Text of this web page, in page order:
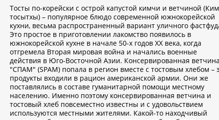
Тосты по-корейски с острой капустой кимчи и ветчиной
тосытхы) – популярное блюдо современной южнокорейской
кухни, весьма распространенный вариант уличного
Это простое в приготовлении лакомство появилось в
южнокорейской кухне в начале 50-х годов ХХ века, когда
отгремела Вторая мировая война и начались военные
действия в Юго-Восточной Азии. Консервированная
"СПАМ" (SPAM) попала в регион вместе с тостовым хлебом –
продукты входили в рацион американской армии. Они же
поставлялись в составе гуманитарной помощи местному
населению. Именно поэтому консервированная ветчина и
тостовый хлеб повсеместно известны и с удовольствием
используются местными жителями. Какой-то находчивый